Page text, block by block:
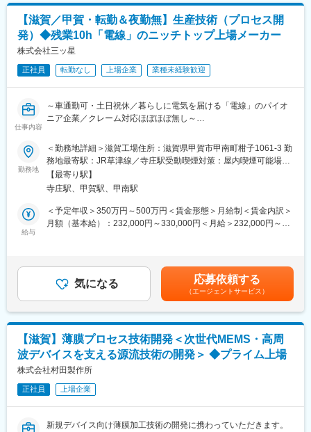
出来ます。）
・社員食堂あり（本社以外）
変更の範囲：会社の定める業務
携わっていただきます。業務を進める上では、先輩社員の指導を
受けながら、新製品・新事業の検討をテーマ探索から製品化まで
行って頂きます。
【将来的にお任せしたい業務/キャリアパスのイメージ】
・技術検討のみならず、マーケティング・事業構築まで幅広く携
わって頂きます。顧客やサプライヤー、社内の関連部門との連携
など多くの方と連携頂きながら、業務に取り組んで頂きます。
【業務のやりがい/アピールポイント】
開発は水処理膜技術の大きなステップアップを目指しており達成
時には会社への大きな貢献に加え、省エネ化のような社会課題解
決の一翼を担うといったやりがいがあります。
・実際の開発業務でも課題は大きく困難ですが、自らが考え設
間は大きな喜びが得られると思います。また実際に製品化されれ
ば社会貢献にも寄与できたというやりがいを感じられる仕事です
・年齢や役職に関係なくフラットに議論・相談が行える活発な組
織です。
・担当を任された業務は、基本的に担当者の責任で一貫して実施
してもらいます。もちろん担当者に押し付けるのではなくチーム
内で都度相談し進めて行きます。
・グループ内は質問・相談しやすい環境で、新たことへのチャレ
ンジは歓迎する風土で担当者の考えを尊重しつつ皆で議論し業務
を進めて行きます。
【滋賀／甲賀・転勤＆夜勤無】生産技術（プロセス開
発）◆残業10h「電線」のニッチトップ上場メーカー
株式会社三ッ星
正社員 転勤なし 上場企業 業種未経験歓迎
仕事内容
～車通勤可・土日祝休／暮らしに電気を届ける「電線」のパイオ
ニア企業／クレーム対応ほぼほぼ無し～
★こんなポジション★
・工場で「ものをつくる流れ」を見ながら、「もっと安全に」
「もっとムダなく」「もっと効率よく」できるようにサポートし
ます
・製品の品質を守りながら、コストを下げるための工夫を考えま
・たとえば、今使っている材料を、同じ品質で安くできる材料に
■お仕事の内容
・製品の品質を守りながら、コストを下げるために材料の見直し
・材料を変える場合は、製造工程の一部を調整する必要があるた
め、その方法も一緒に考えます
・作業手順やルールが書かれた説明書を、よりわかりやすく改善
していきます
◎入社後の流れ◎
・最初から一人で任せることはありません。スキルに合わせて少
しずつ仕事の幅を広げていくので未経験でも安心です
勤務地
＜勤務地詳細＞滋賀工場住所：滋賀県甲賀市甲南町柑子1061-3 勤
務地最寄駅：JR草津線／寺庄駅受動喫煙対策：屋内喫煙可能場所
あり変更の範囲：会社の定める事業所
【最寄り駅】
寺庄駅、甲賀駅、甲南駅
給与
＜予定年収＞350万円～500万円＜賃金形態＞月給制＜賃金内訳＞
月額（基本給）：232,000円～330,000円＜月給＞232,000円～
考を通じて上下する可能性があります。月給(月額)は固定手当を含
めた表記です。
気になる 応募依頼する
（エージェントサービス）
【滋賀】薄膜プロセス技術開発＜次世代MEMS・高周
波デバイスを支える源流技術の開発＞ ◆プライム上場
株式会社村田製作所
正社員 上場企業
新規デバイス向け薄膜加工技術の開発に携わっていただきます。